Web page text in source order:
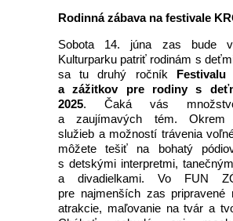
Rodinná zábava na festivale
Sobota 14. júna zas bude
Kulturparku patriť rodinám s
sa tu druhý ročník Festivalu
a zážitkov pre rodiny s
2025. Čaká vás
a zaujímavých tém. Okrem
služieb a možností trávenia
môžete tešiť na bohatý
s detskými interpretmi,
a divadielkami. Vo FUN
pre najmenších zas pripravené
atrakcie, maľovanie na tvár a